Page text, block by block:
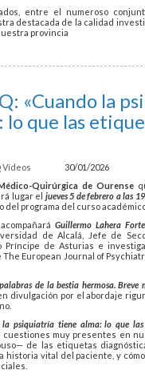
entre el numeroso
destacada de la calidad
provincia
«Cuando la
lo que las
Vídeos
30/01/2026
Quirúrgica de Ourense
lugar el jueves 5 de febrero a las
del programa del curso académico
Guillermo Lahera
de Alcalá, Jefe de
Príncipe de Asturias e
European Journal of
de la bestia hermosa.
divulgación por el abordaje
la psiquiatría tiene alma: lo que
muy presentes en
de las etiquetas
historia vital del paciente, y